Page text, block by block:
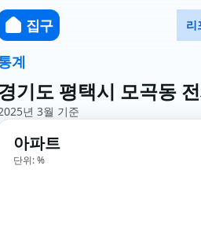
집구 리
계
기도 평택시 모곡동
년 3월 기준
아파트
단위: %